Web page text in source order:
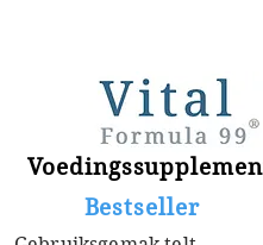
​ Bestseller